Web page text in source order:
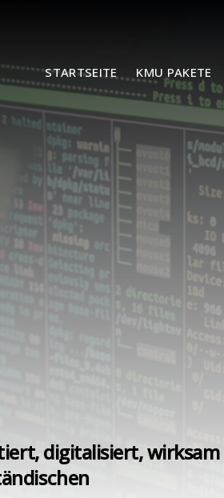
STARTSEITE KMU PAKETE
digitalisiert, wirksam